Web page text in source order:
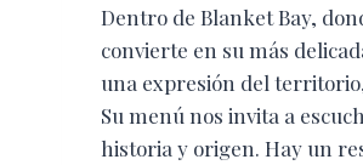
Dentro de Blanket Bay,
convierte en su más
una expresión del
Su menú nos invita a
historia y origen. Hay un